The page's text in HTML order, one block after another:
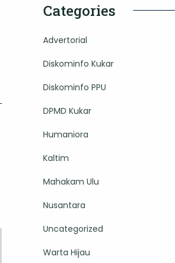
Categories
Advertorial
Diskominfo Kukar
Diskominfo PPU
DPMD Kukar
Humaniora
Kaltim
Mahakam Ulu
Nusantara
Uncategorized
Warta Hijau